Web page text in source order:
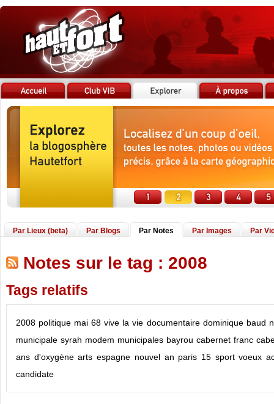
Par Lieux (beta) Par Blogs Par Notes Par Images Par
Notes sur le tag : 2008
Tags relatifs
2008 politique mai 68 vive la vie documentaire dominique baud
municipale syrah modem municipales bayrou cabernet franc
ans d'oxygène arts espagne nouvel an paris 15 sport voeux
candidate